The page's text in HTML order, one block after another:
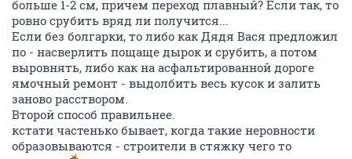
больше 1-2 см, причем переход плавный? Если так, то
ровно срубить вряд ли получится...
Если без болгарки, то либо как Дядя Вася предложил
по - насверлить пощаще дырок и срубить, а потом
выровнять, либо как на асфальтированной дороге
ямочный ремонт - выдолбить весь кусок и залить
заново расствором.
Второй способ правильнее.
кстати частенько бывает, когда такие неровности
образовываются - строители в стяжку чего то